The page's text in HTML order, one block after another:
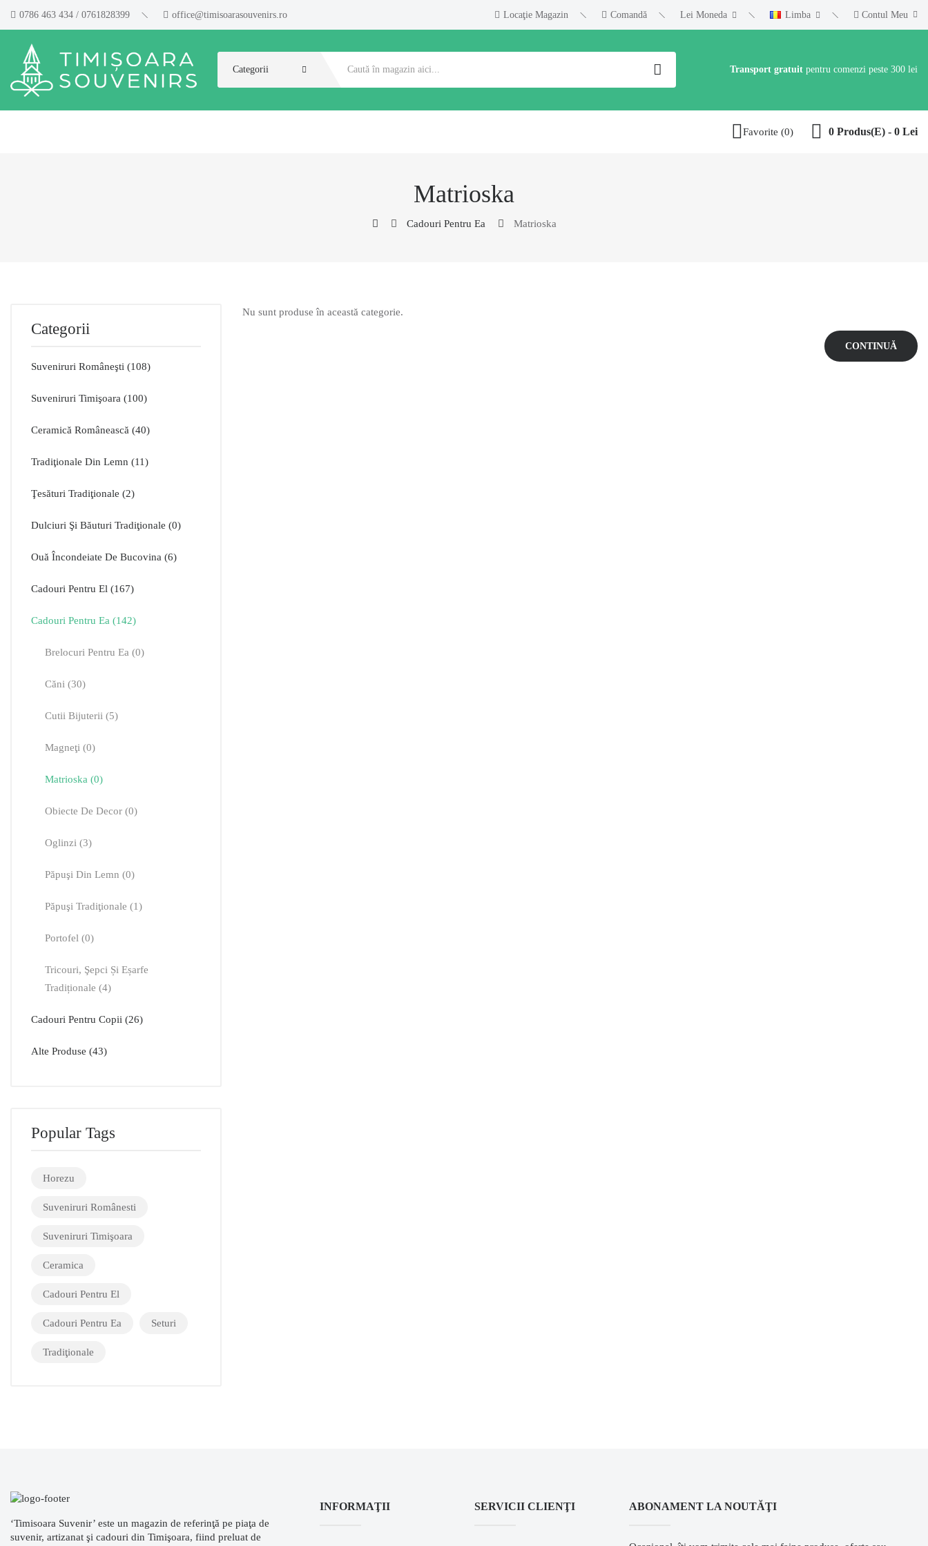
0786 463 434 / 0761828399 office@timisoarasouvenirs.ro Locaţie Magazin Comandă Lei Moneda Limba Contul Meu
Categorii Transport gratuit pentru comenzi peste 300 lei
Favorite (0) 0 Produs(e) - 0 Lei
Matrioska
Cadouri Pentru Ea Matrioska
Categorii
Suveniruri Româneşti 108
Suveniruri Timişoara 100
Ceramică Românească 40
Tradiţionale Din Lemn 11
Ţesături Tradiţionale 2
Dulciuri Şi Băuturi Tradiţionale 0
Ouă Încondeiate De Bucovina 6
Cadouri Pentru El 167
Cadouri Pentru Ea 142
Brelocuri Pentru Ea 0
Căni 30
Cutii Bijuterii 5
Magneţi 0
Matrioska 0
Obiecte De Decor 0
Oglinzi 3
Păpuşi Din Lemn 0
Păpuşi Tradiţionale 1
Portofel 0
Tricouri, Şepci Și Eșarfe
Tradiționale
4
Cadouri Pentru Copii 26
Alte Produse 43
Popular Tags
Horezu
Suveniruri Românesti
Suveniruri Timişoara
Ceramica
Cadouri Pentru El
Cadouri Pentru Ea Seturi
Tradiţionale
Nu sunt produse în această categorie.
CONTINUĂ
‘Timisoara Suvenir’ este un magazin de referinţă pe piaţa de
suvenir, artizanat şi cadouri din Timişoara, fiind preluat de
INFORMAŢII SERVICII CLIENŢI ABONAMENT LA NOUTĂŢI